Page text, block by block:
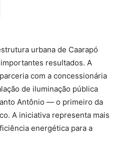
urbana de Caarapó
resultados. A
com a concessionária
de iluminação pública
Antônio — o primeiro da
A iniciativa representa mais
energética para a